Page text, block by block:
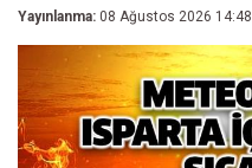
Yayınlanma: 08 Ağustos 2026 14:48